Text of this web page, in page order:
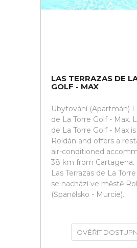
LAS TERRAZAS DE
GOLF - MAX
Ubytování (Apartmán)
de La Torre Golf - Max.
de La Torre Golf - Max
Roldán and offers a
air-conditioned
38 km from Cartagena.
Las Terrazas de La
se nachází ve městě
(Španělsko - Murcie).
OVĚŘIT